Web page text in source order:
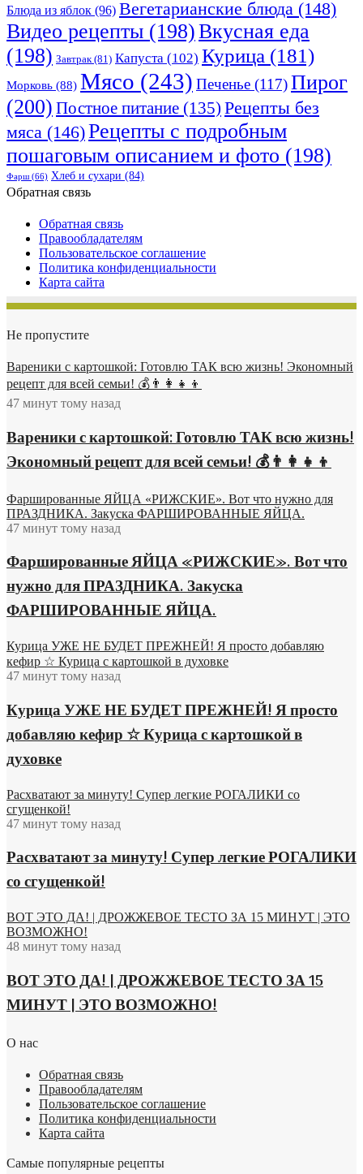
Блюда из яблок (96) Вегетарианские блюда (148)
Видео рецепты (198)Вкусная еда
(198) Завтрак(81) Капуста (102) Курица (181)
Морковь (88) Мясо (243) Печенье (117)Пирог
(200) Постное питание (135) Рецепты без
мяса (146)Рецепты с подробным
пошаговым описанием и фото (198)
Фарш(66) Хлеб и сухари (84)
Обратная связь
Обратная связь
Правообладателям
Пользовательское соглашение
Политика конфиденциальности
Карта сайта
Не пропустите
Вареники с картошкой: Готовлю ТАК всю жизнь! Экономный
рецепт для всей семьи! 💰👨👩👧👦
47 минут тому назад
Вареники с картошкой: Готовлю ТАК всю жизнь!
Экономный рецепт для всей семьи! 💰👨👩👧👦
Фаршированные ЯЙЦА «РИЖСКИЕ». Вот что нужно для
ПРАЗДНИКА. Закуска ФАРШИРОВАННЫЕ ЯЙЦА.
47 минут тому назад
Фаршированные ЯЙЦА «РИЖСКИЕ». Вот что
нужно для ПРАЗДНИКА. Закуска
ФАРШИРОВАННЫЕ ЯЙЦА.
Курица УЖЕ НЕ БУДЕТ ПРЕЖНЕЙ! Я просто добавляю
кефир ☆ Курица с картошкой в духовке
47 минут тому назад
Курица УЖЕ НЕ БУДЕТ ПРЕЖНЕЙ! Я просто
добавляю кефир ☆ Курица с картошкой в
духовке
Расхватают за минуту! Супер легкие РОГАЛИКИ со
сгущенкой!
47 минут тому назад
Расхватают за минуту! Супер легкие РОГАЛИКИ
со сгущенкой!
ВОТ ЭТО ДА! | ДРОЖЖЕВОЕ ТЕСТО ЗА 15 МИНУТ | ЭТО
ВОЗМОЖНО!
48 минут тому назад
ВОТ ЭТО ДА! | ДРОЖЖЕВОЕ ТЕСТО ЗА 15
МИНУТ | ЭТО ВОЗМОЖНО!
О нас
Обратная связь
Правообладателям
Пользовательское соглашение
Политика конфиденциальности
Карта сайта
Самые популярные рецепты